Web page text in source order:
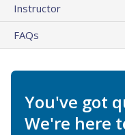
Instructor
FAQs
You've got
We're here